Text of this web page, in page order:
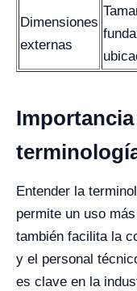
Dimensiones
externas
Entender la
permite un uso
también facilita la
y el personal
es clave en la